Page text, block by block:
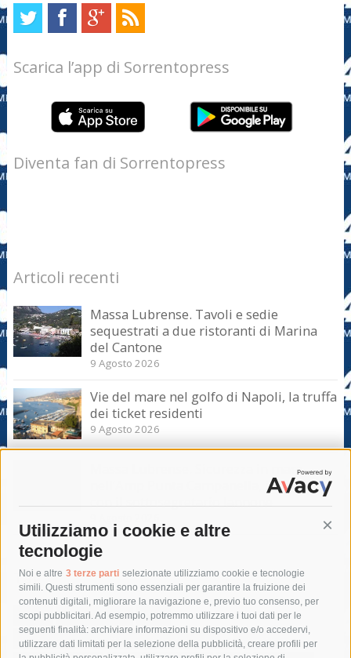
Utilizziamo i cookie e altre
tecnologie
Noi e altre 3 terze parti selezionate utilizziamo cookie e tecnologie
simili. Questi strumenti sono essenziali per garantire la fruizione dei
contenuti digitali, migliorare la navigazione e, previo tuo consenso, per
scopi pubblicitari. Ad esempio, potremmo utilizzare i tuoi dati per le
seguenti finalità: archiviare informazioni su dispositivo e/o accedervi,
utilizzare dati limitati per la selezione della pubblicità, creare profili per
Scarica l’app di Sorrentopress
Diventa fan di Sorrentopress
Articoli recenti
Massa Lubrense. Tavoli e sedie
sequestrati a due ristoranti di Marina
del Cantone
9 Agosto 2026
Vie del mare nel golfo di Napoli, la truffa
dei ticket residenti
9 Agosto 2026
Massa Lubrense. Sicurezza in mare
nell’Amp Punta Campanella, incontro
con il sottosegretario Iannone
Tag
acqua allerta meteo
anas
area marina protetta di punta campanella
arresto